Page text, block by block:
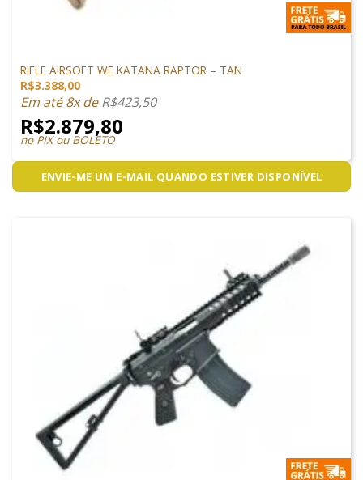
RIFLE AIRSOFT WE KATANA RAPTOR – TAN
R$3.388,00
Em até 8x deR$423,50
R$2.879,80
no PIX ou BOLETO
ENVIE-ME UM E-MAIL QUANDO ESTIVER DISPONÍVEL